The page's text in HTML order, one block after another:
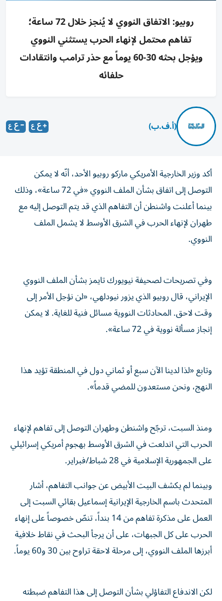
روبيو: الاتفاق النووي لا يُنجز خلال 72 ساعة؛
تفاهم محتمل لإنهاء الحرب يستثني النووي
ويؤجل بحثه 30-60 يوماً مع حذر ترامب وانتقادات
حلفائه
(أ.ف.ب)
أكد وزير الخارجية الأمريكي ماركو روبيو الأحد، أنّه لا يمكن
التوصل إلى اتفاق بشأن الملف النووي «في 72 ساعة»، وذلك
بينما أعلنت واشنطن أن التفاهم الذي قد يتم التوصل إليه مع
طهران لإنهاء الحرب في الشرق الأوسط لا يشمل الملف
النووي.
وفي تصريحات لصحيفة نيويورك تايمز بشأن الملف النووي
الإيراني، قال روبيو الذي يزور نيودلهي، «لن نؤجل الأمر إلى
وقت لاحق. المحادثات النووية مسائل فنية للغاية. لا يمكن
إنجاز مسألة نووية في 72 ساعة».
وتابع «لذا لدينا الآن سبع أو ثماني دول في المنطقة تؤيد هذا
النهج، ونحن مستعدون للمضي قدماً».
ومنذ السبت، ترجّح واشنطن وطهران التوصل إلى تفاهم لإنهاء
الحرب التي اندلعت في الشرق الأوسط بهجوم أمريكي إسرائيلي
على الجمهورية الإسلامية في 28 شباط/فبراير.
وبينما لم يكشف البيت الأبيض عن جوانب التفاهم، أشار
المتحدث باسم الخارجية الإيرانية إسماعيل بقائي السبت إلى
العمل على مذكرة تفاهم من 14 بنداً، تنصّ خصوصاً على إنهاء
الحرب على كل الجبهات، على أن يرجأ البحث في نقاط خلافية
أبرزها الملف النووي، إلى مرحلة لاحقة تراوح بين 30 و60 يوماً.
لكن الاندفاع التفاؤلي بشأن التوصل إلى هذا التفاهم ضبطته